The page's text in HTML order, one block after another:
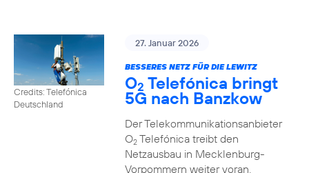
Credits: Telefónica
Deutschland
27. Januar 2026
BESSERES NETZ FÜR DIE LEWITZ
O2 Telefónica bringt
5G nach Banzkow
Der Telekommunikationsanbieter
O2Telefónica treibt den
Netzausbau in Mecklenburg-
Vorpommern weiter voran.